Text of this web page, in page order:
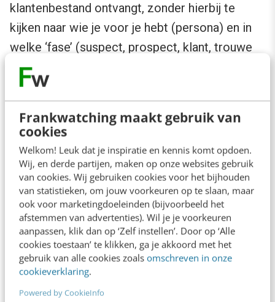
Frankwatching maakt gebruik van
cookies
Welkom! Leuk dat je inspiratie en kennis komt opdoen.
Wij, en derde partijen, maken op onze websites gebruik
van cookies. Wij gebruiken cookies voor het bijhouden
van statistieken, om jouw voorkeuren op te slaan, maar
ook voor marketingdoeleinden (bijvoorbeeld het
afstemmen van advertenties). Wil je je voorkeuren
aanpassen, klik dan op ‘Zelf instellen’. Door op ‘Alle
cookies toestaan’ te klikken, ga je akkoord met het
gebruik van alle cookies zoals omschreven in onze
cookieverklaring.
Powered by CookieInfo
klantenbestand ontvangt, zonder hierbij te
kijken naar wie je voor je hebt (persona) en in
welke ‘fase’ (suspect, prospect, klant, trouwe
klant) diegene zit. Daar is nog veel winst te
behalen.